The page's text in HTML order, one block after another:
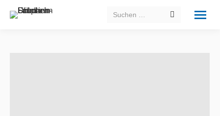
Search: